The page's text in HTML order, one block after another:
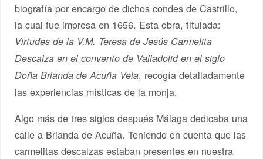
biografía por encargo de dichos condes de Castrillo,
la cual fue impresa en 1656. Esta obra, titulada:
Virtudes de la V.M. Teresa de Jesús Carmelita
Descalza en el convento de Valladolid en el siglo
Doña Brianda de Acuña Vela, recogía detalladamente
las experiencias místicas de la monja.
Algo más de tres siglos después Málaga dedicaba una
calle a Brianda de Acuña. Teniendo en cuenta que las
carmelitas descalzas estaban presentes en nuestra